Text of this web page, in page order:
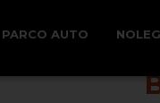
PARCO AUTO